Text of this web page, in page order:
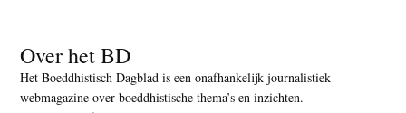
Over het BD
Het Boeddhistisch Dagblad is een onafhankelijk journalistiek
webmagazine over boeddhistische thema’s en inzichten.